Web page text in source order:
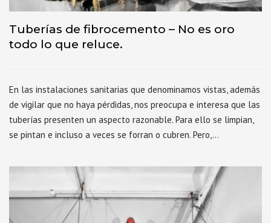
Tuberías de fibrocemento – No es oro
todo lo que reluce.
En las instalaciones sanitarias que denominamos vistas, además
de vigilar que no haya pérdidas, nos preocupa e interesa que las
tuberías presenten un aspecto razonable. Para ello se limpian,
se pintan e incluso a veces se forran o cubren. Pero,…